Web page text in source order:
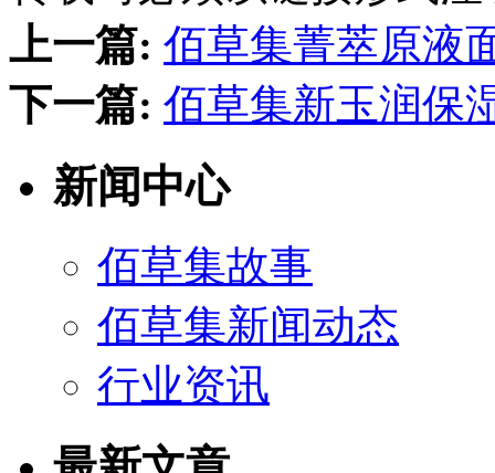
上一篇: 佰草集菁萃原液
下一篇: 佰草集新玉润保
新闻中心
佰草集故事
佰草集新闻动态
行业资讯